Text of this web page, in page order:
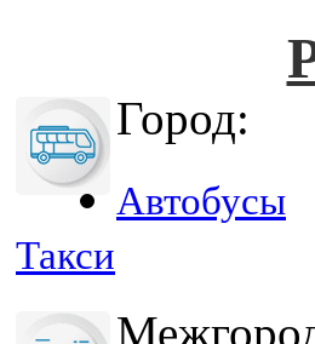
Город:
Автобусы
Такси